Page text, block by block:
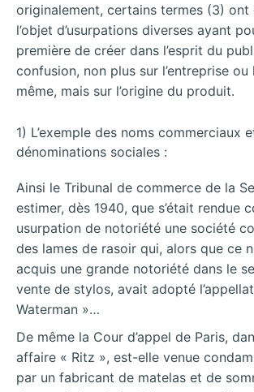
originalement, certains termes (3) ont
l’objet d’usurpations diverses ayant
première de créer dans l’esprit du
confusion, non plus sur l’entreprise
même, mais sur l’origine du produit.
1) L’exemple des noms commerciaux
dénominations sociales :
Ainsi le Tribunal de commerce de la
estimer, dès 1940, que s’était rendue
usurpation de notoriété une société
des lames de rasoir qui, alors que ce
acquis une grande notoriété dans le
vente de stylos, avait adopté
Waterman »…
De même la Cour d’appel de Paris,
affaire « Ritz », est-elle venue
par un fabricant de matelas et de